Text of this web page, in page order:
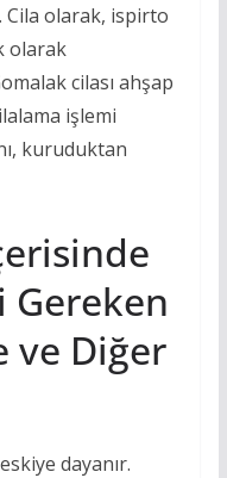
Cila olarak, ispirto
olarak
cilası ahşap
işlemi
kuruduktan
Gereken
ve Diğer
dayanır.